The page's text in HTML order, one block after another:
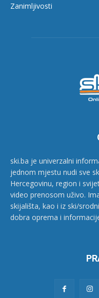
Zanimljivosti
ski.ba je univerzalni
jednom mjestu nudi sve
Hercegovinu, region i
video prenosom uživo.
skijališta, kao i iz ski/
dobra oprema i